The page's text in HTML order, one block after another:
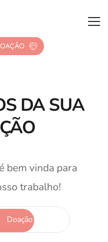
DA SUA
bem vinda para
trabalho!
Doação Mensal